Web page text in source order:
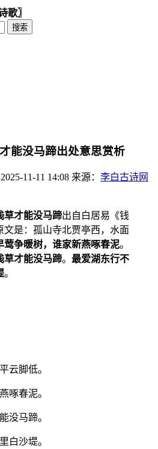
歌〗
能没马蹄出处意思赏析
11-11 14:08 来源： 李白古诗网
草才能没马蹄出自白居易《钱
文是：孤山寺北贾亭西，水面
莺争暖树，谁家新燕啄春泥。
草才能没马蹄。 最爱湖东行不
。
云脚低。
啄春泥。
没马蹄。
白沙堤。